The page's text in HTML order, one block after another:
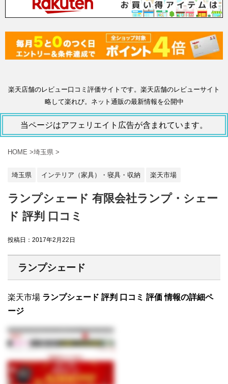
楽天店舗のレビュー口コミ評価サイトです。楽天店舗のレビューサイト
略して楽れび。ネット通販の最新情報を公開中
当ページはアフェリエイト広告が含まれています。
HOME >埼玉県 >
埼玉県 インテリア（家具）・寝具・収納 楽天市場
ランプシェード 有限会社ランプ・シェー
ド 評判 口コミ
投稿日： 2017年2月22日
ランプシェード
楽天市場 ランプシェード 評判 口コミ 評価 情報の詳細ペ
ージ